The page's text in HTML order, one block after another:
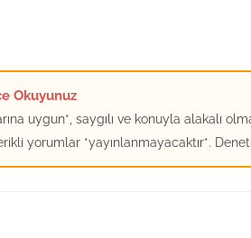
Okuyunuz
uygun*, saygılı ve konuyla alakalı
yorumlar *yayınlanmayacaktır*.